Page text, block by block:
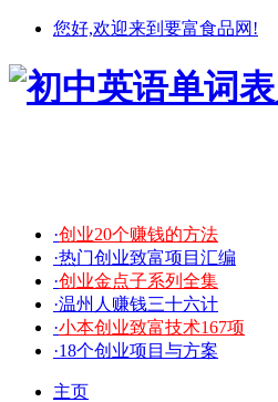
您好,欢迎来到要富食品网!
·创业20个赚钱的方法
·热门创业致富项目汇编
·创业金点子系列全集
·温州人赚钱三十六计
·小本创业致富技术167项
·18个创业项目与方案
主页